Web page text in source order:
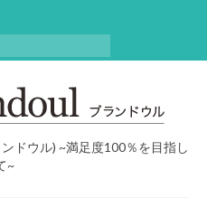
ドウル) ~満足度100％を目指し
~